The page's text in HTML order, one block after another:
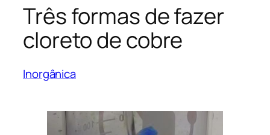
Três formas de fazer
cloreto de cobre
Inorgânica